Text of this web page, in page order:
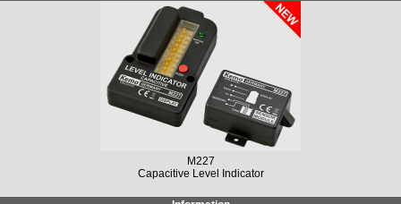
M227
Capacitive Level Indicator